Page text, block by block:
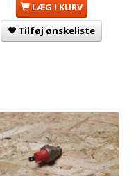
LÆG I KURV
Tilføj ønskeliste